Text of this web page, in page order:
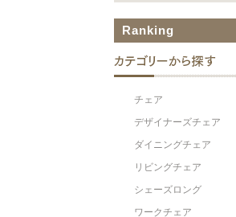
Ranking
チェア
デザイナーズチェア
ダイニングチェア
リビングチェア
シェーズロング
ワークチェア